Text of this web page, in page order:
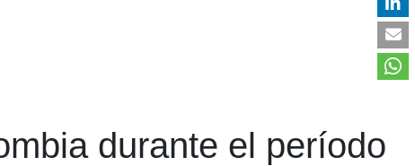
durante el período